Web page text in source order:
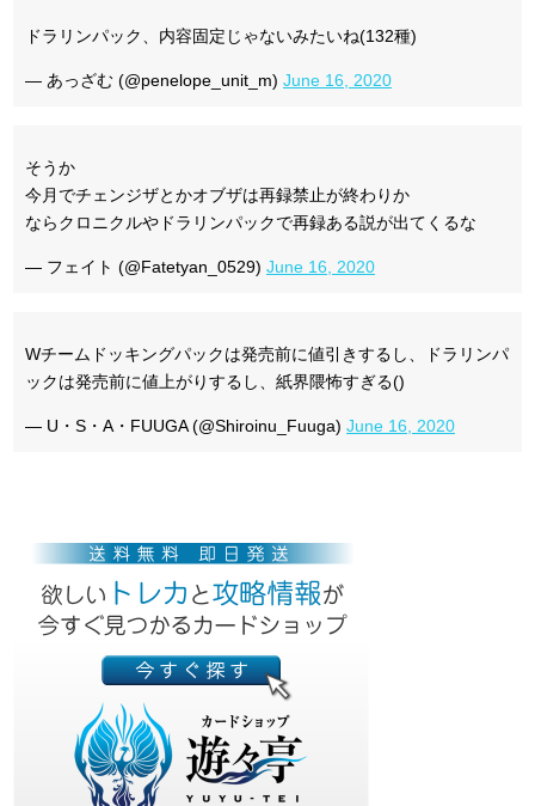
ドラリンパック、内容固定じゃないみたいね(132種)
— あっざむ (@penelope_unit_m) June 16, 2020
そうか
今月でチェンジザとかオブザは再録禁止が終わりか
ならクロニクルやドラリンパックで再録ある説が出てくるな
— フェイト (@Fatetyan_0529) June 16, 2020
Wチームドッキングパックは発売前に値引きするし、ドラリンパ
ックは発売前に値上がりするし、紙界隈怖すぎる()
— U・S・A・FUUGA (@Shiroinu_Fuuga) June 16, 2020